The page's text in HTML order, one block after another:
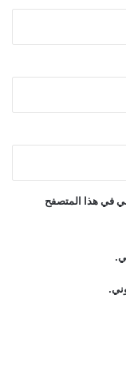
في هذا المتصفح